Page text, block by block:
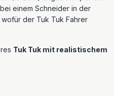
einem Schneider in der
der Tuk Tuk Fahrer
Tuk Tuk mit realistischem